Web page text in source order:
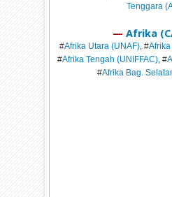
Tenggara
—Afrika
#Afrika Utara (UNAF) , #
#Afrika Tengah (UNIFFAC), #
#Afrika Bag.